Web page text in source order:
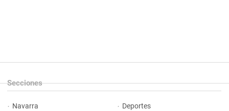
Secciones
Navarra Deportes